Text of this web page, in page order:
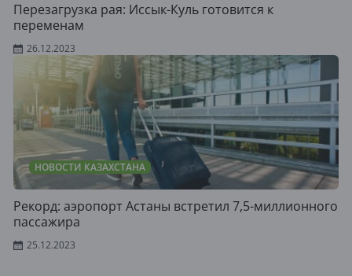
Перезагрузка рая: Иссык-Куль готовится к
переменам
26.12.2023
НОВОСТИ КАЗАХСТАНА
Рекорд: аэропорт Астаны встретил 7,5-миллионного
пассажира
25.12.2023